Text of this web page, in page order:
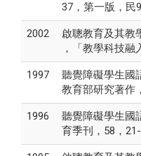
37，第一版，民
2002
啟聰教育及其教
，「教學科技融
1997
聽覺障礙學生國
教育部研究著作
1996
聽覺障礙學生國
育季刊，58，21-